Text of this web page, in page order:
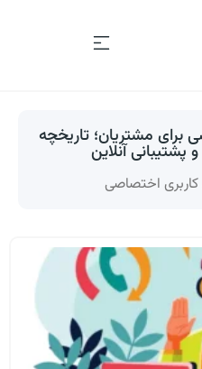
برای مشتریان؛ تاریخچه
پشتیبانی آنلاین
اختصاصی